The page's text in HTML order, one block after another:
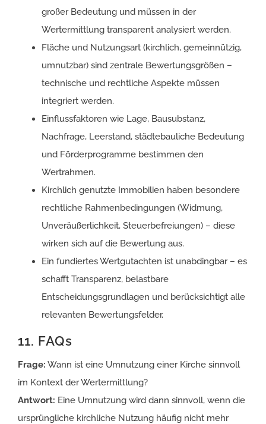
großer Bedeutung und müssen in der
Wertermittlung transparent analysiert werden.
Fläche und Nutzungsart (kirchlich, gemeinnützig,
umnutzbar) sind zentrale Bewertungsgrößen –
technische und rechtliche Aspekte müssen
integriert werden.
Einflussfaktoren wie Lage, Bausubstanz,
Nachfrage, Leerstand, städtebauliche Bedeutung
und Förderprogramme bestimmen den
Wertrahmen.
Kirchlich genutzte Immobilien haben besondere
rechtliche Rahmenbedingungen (Widmung,
Unveräußerlichkeit, Steuerbefreiungen) – diese
wirken sich auf die Bewertung aus.
Ein fundiertes Wertgutachten ist unabdingbar – es
schafft Transparenz, belastbare
Entscheidungsgrundlagen und berücksichtigt alle
relevanten Bewertungsfelder.
11. FAQs
Frage: Wann ist eine Umnutzung einer Kirche sinnvoll
im Kontext der Wertermittlung?
Antwort: Eine Umnutzung wird dann sinnvoll, wenn die
ursprüngliche kirchliche Nutzung häufig nicht mehr